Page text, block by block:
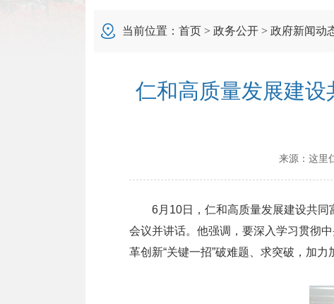
当前位置： 首页 > 政务公开 > 政府新闻动
仁和高质量发展建
来源： 这里
6月10日，仁和高质量发展建设共同
会议并讲话。他强调，要深入学习贯彻
革创新“关键一招”破难题、求突破，加